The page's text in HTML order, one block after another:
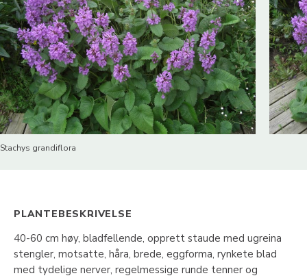
Stachys grandiflora
PLANTEBESKRIVELSE
40-60 cm høy, bladfellende, opprett staude med ugreina
stengler, motsatte, håra, brede, eggforma, rynkete blad
med tydelige nerver, regelmessige runde tenner og